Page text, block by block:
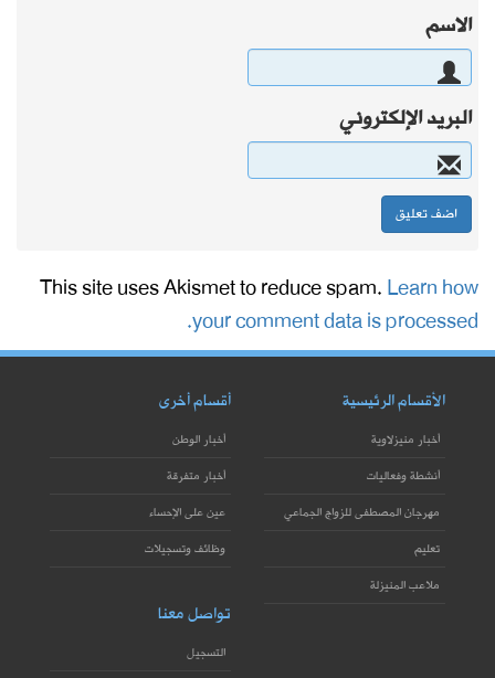
الاسم
البريد الإلكتروني
This site uses Akismet to reduce spam.Learn how
your comment data is processed.
الأقسام الرئيسية
أخبار منيزلاوية
أنشطة وفعاليات
مهرجان المصطفى للزواج الجماعي
تعليم
ملاعب المنيزلة
أقسام أخرى
أخبار الوطن
أخبار متفرقة
عين على الإحساء
وظائف وتسجيلات
تواصل معنا
التسجيل